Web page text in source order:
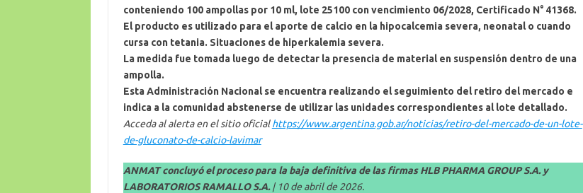
conteniendo 100 ampollas por 10 ml, lote 25100 con vencimiento 06/2028, Certificado N° 41368.
El producto es utilizado para el aporte de calcio en la hipocalcemia severa, neonatal o cuando
cursa con tetania. Situaciones de hiperkalemia severa.
La medida fue tomada luego de detectar la presencia de material en suspensión dentro de una
ampolla.
Esta Administración Nacional se encuentra realizando el seguimiento del retiro del mercado e
indica a la comunidad abstenerse de utilizar las unidades correspondientes al lote detallado.
Acceda al alerta en el sitio oficialhttps://www.argentina.gob.ar/noticias/retiro-del-mercado-de-un-lote-
de-gluconato-de-calcio-lavimar
ANMAT concluyó el proceso para la baja definitiva de las firmas HLB PHARMA GROUP S.A. y
LABORATORIOS RAMALLO S.A.| 10 de abril de 2026.